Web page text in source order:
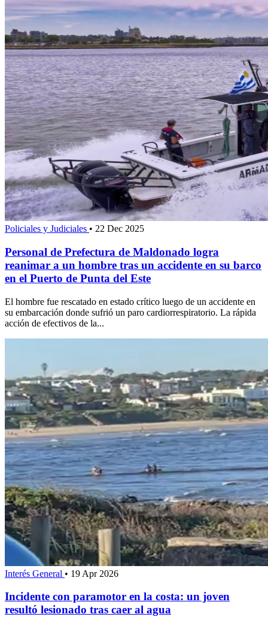
Policiales y Judiciales • 22 Dec 2025
Personal de Prefectura de Maldonado logra
reanimar a un hombre tras un accidente en su barco
en el Puerto de Punta del Este
El hombre fue rescatado en estado crítico luego de un accidente en
su embarcación donde sufrió un paro cardiorrespiratorio. La rápida
acción de efectivos de la...
Interés General • 19 Apr 2026
Incidente con paramotor en la costa: un joven
resultó lesionado tras caer al agua